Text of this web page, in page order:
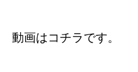
動画はコチラです。